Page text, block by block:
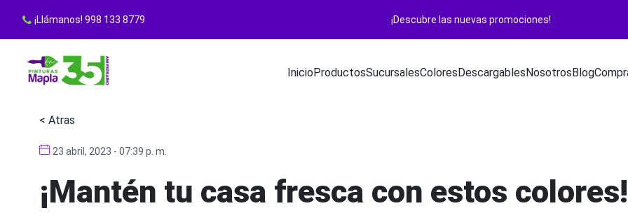
¡Llámanos! 998 133 8779 ¡Descubre las nuevas promociones!
InicioProductosSucursalesColoresDescargablesNosotrosBlog
< Atras
23 abril, 2023 - 07:39 p. m.
¡Mantén tu casa fresca con estos colores!